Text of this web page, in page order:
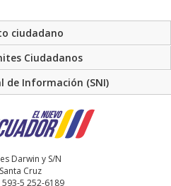
ciudadano
Ciudadanos
de Información (SNI)
Darwin y S/N
Cruz
5 252-6189